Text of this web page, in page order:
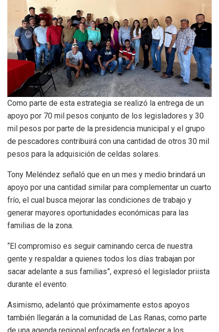
Como parte de esta estrategia se realizó la entrega de un
apoyo por 70 mil pesos conjunto de los legisladores y 30
mil pesos por parte de la presidencia municipal y el grupo
de pescadores contribuirá con una cantidad de otros 30 mil
pesos para la adquisición de celdas solares.
Tony Meléndez señaló que en un mes y medio brindará un
apoyo por una cantidad similar para complementar un cuarto
frío, el cual busca mejorar las condiciones de trabajo y
generar mayores oportunidades económicas para las
familias de la zona.
“El compromiso es seguir caminando cerca de nuestra
gente y respaldar a quienes todos los días trabajan por
sacar adelante a sus familias”, expresó el legislador priista
durante el evento.
Asimismo, adelantó que próximamente estos apoyos
también llegarán a la comunidad de Las Ranas, como parte